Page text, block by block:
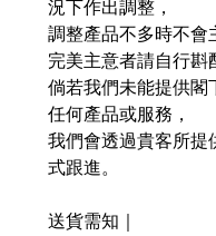
況下作出調整，
調整產品不多時不會
完美主意者請自行斟
倘若我們未能提供閣
任何產品或服務，
我們會透過貴客所提
式跟進。
送貨需知｜